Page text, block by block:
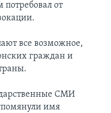
от
все возможное,
граждан и
СМИ
имя